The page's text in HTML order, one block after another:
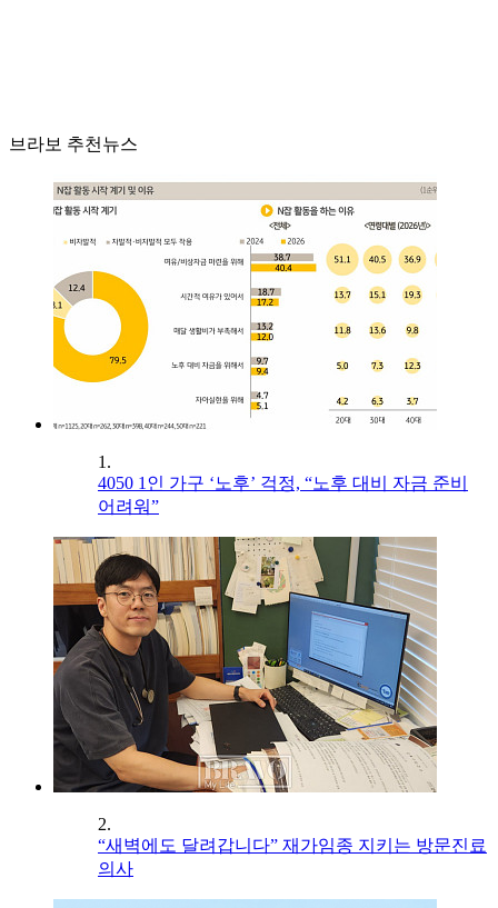
브라보 추천뉴스
1.
4050 1인 가구 ‘노후’ 걱정, “노후 대비 자금 준비
어려워”
2.
“새벽에도 달려갑니다” 재가임종 지키는 방문진료
의사